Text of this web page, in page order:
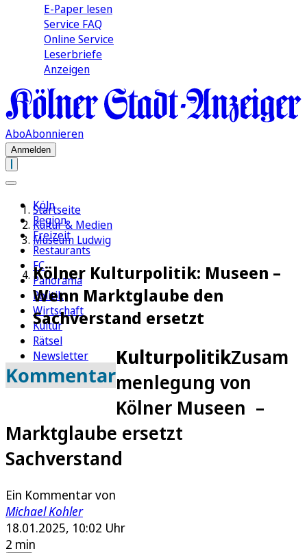
E-Paper lesen
Service FAQ
Online Service
Leserbriefe
Anzeigen
AboAbonnieren
Anmelden
Köln
Region
Freizeit
Restaurants
FC
Panorama
Politik
Wirtschaft
Kultur
Rätsel
Newsletter
E-Paper
Startseite
Kultur & Medien
Museum Ludwig
Kölner Kulturpolitik: Museen –
Wenn Marktglaube den
Sachverstand ersetzt
Kommentar
KulturpolitikZusam
menlegung von
Kölner Museen –
Marktglaube ersetzt
Sachverstand
Ein Kommentar von
Michael Kohler
18.01.2025, 10:02 Uhr
2 min